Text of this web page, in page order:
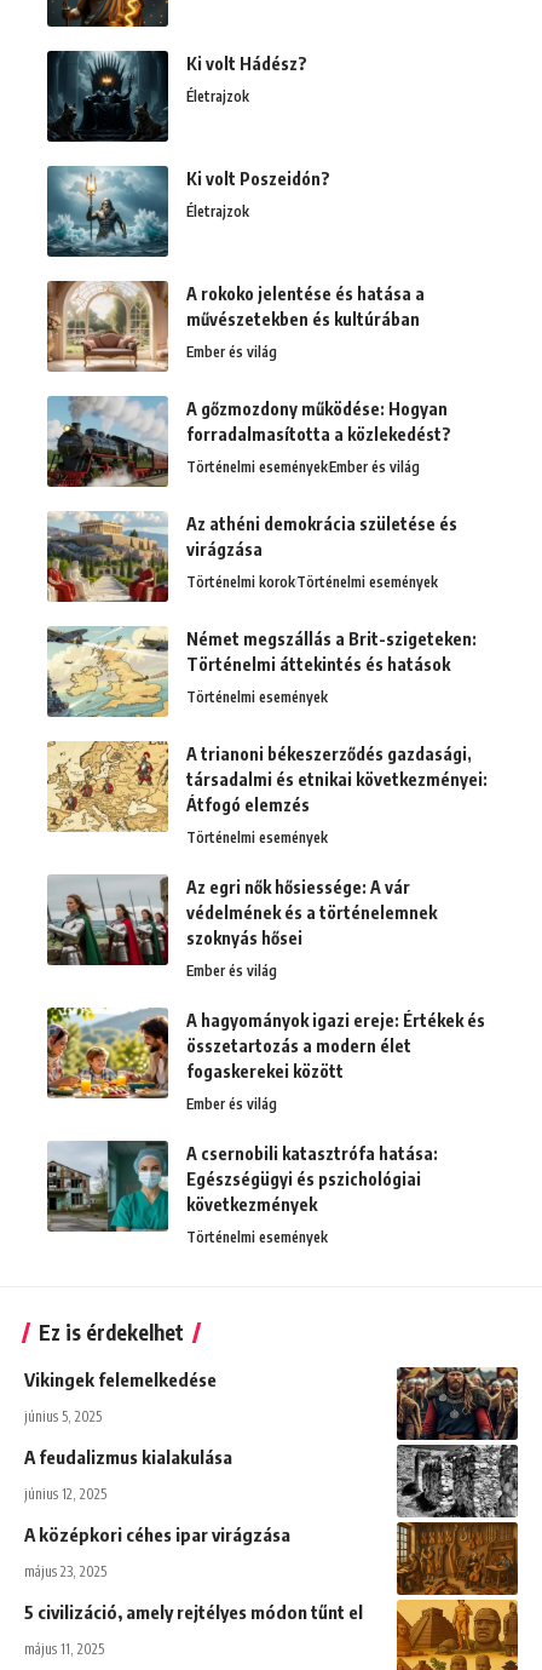
Ki volt Hádész?
Életrajzok
Ki volt Poszeidón?
Életrajzok
A rokoko jelentése és hatása a
művészetekben és kultúrában
Ember és világ
A gőzmozdony működése: Hogyan
forradalmasította a közlekedést?
Történelmi eseményekEmber és világ
Az athéni demokrácia születése és
virágzása
Történelmi korokTörténelmi események
Német megszállás a Brit-szigeteken:
Történelmi áttekintés és hatások
Történelmi események
A trianoni békeszerződés gazdasági,
társadalmi és etnikai következményei:
Átfogó elemzés
Történelmi események
Az egri nők hősiessége: A vár
védelmének és a történelemnek
szoknyás hősei
Ember és világ
A hagyományok igazi ereje: Értékek és
összetartozás a modern élet
fogaskerekei között
Ember és világ
A csernobili katasztrófa hatása:
Egészségügyi és pszichológiai
következmények
Történelmi események
Ez is érdekelhet
Vikingek felemelkedése
június 5, 2025
A feudalizmus kialakulása
június 12, 2025
A középkori céhes ipar virágzása
május 23, 2025
5 civilizáció, amely rejtélyes módon tűnt el
május 11, 2025